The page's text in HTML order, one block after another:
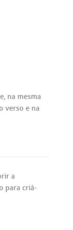
, na mesma
verso e na
a
para criá-